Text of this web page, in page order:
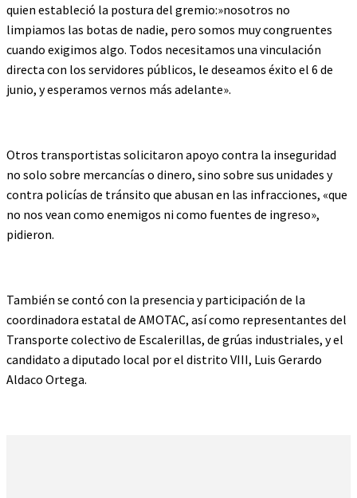
quien estableció la postura del gremio:»nosotros no
limpiamos las botas de nadie, pero somos muy congruentes
cuando exigimos algo. Todos necesitamos una vinculación
directa con los servidores públicos, le deseamos éxito el 6 de
junio, y esperamos vernos más adelante».
Otros transportistas solicitaron apoyo contra la inseguridad
no solo sobre mercancías o dinero, sino sobre sus unidades y
contra policías de tránsito que abusan en las infracciones, «que
no nos vean como enemigos ni como fuentes de ingreso»,
pidieron.
También se contó con la presencia y participación de la
coordinadora estatal de AMOTAC, así como representantes del
Transporte colectivo de Escalerillas, de grúas industriales, y el
candidato a diputado local por el distrito VIII, Luis Gerardo
Aldaco Ortega.